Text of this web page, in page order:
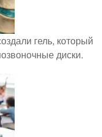
гель, который
диски.